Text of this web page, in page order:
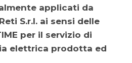
applicati da
S.r.l. ai sensi delle
per il servizio di
elettrica prodotta ed